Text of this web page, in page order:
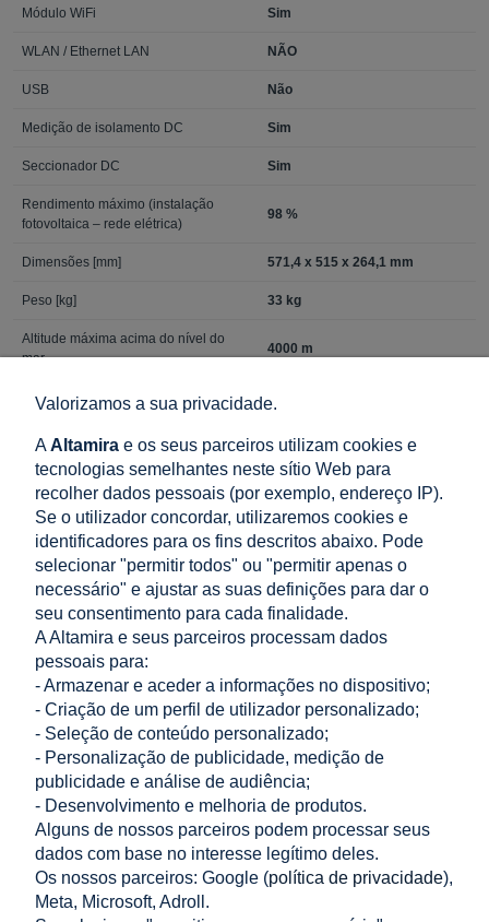
Módulo WiFi Sim
WLAN / Ethernet LAN NÃO
USB Não
Medição de isolamento DC Sim
Seccionador DC Sim
Rendimento máximo (instalação
fotovoltaica – rede elétrica)
98 %
Dimensões [mm] 571,4 x 515 x 264,1 mm
Peso [kg] 33 kg
Altitude máxima acima do nível do
mar
4000 m
NORMAS
Parâmetro Valor
EMC: EMC: EN61000-6-1, EN61000-6-3
Normas de
segurança:
normas de segurança: IEC62109-1, IEC62109-2, NB-
T32004/IEC62040-1
Normas de
rede
elétrica:
normas de rede elétrica: AS/NZS 4777, VDE V 0124-100,
V0126-1-1, VDE-AR-N 4105, CEI 0-16/CEI 0-21, EN50549,
G98/G99, UTE C15-712-1
LOJA
AJUDA
A MINHA CONTA
INFORMAÇÃO
Valorizamos a sua privacidade.
AAltamira e os seus parceiros utilizam cookies e
tecnologias semelhantes neste sítio Web para
recolher dados pessoais (por exemplo, endereço IP).
Se o utilizador concordar, utilizaremos cookies e
identificadores para os fins descritos abaixo. Pode
selecionar "permitir todos" ou "permitir apenas o
necessário" e ajustar as suas definições para dar o
seu consentimento para cada finalidade.
A Altamira e seus parceiros processam dados
pessoais para:
- Armazenar e aceder a informações no dispositivo;
- Criação de um perfil de utilizador personalizado;
- Seleção de conteúdo personalizado;
- Personalização de publicidade, medição de
publicidade e análise de audiência;
- Desenvolvimento e melhoria de produtos.
Alguns de nossos parceiros podem processar seus
dados com base no interesse legítimo deles.
Os nossos parceiros: Google (política de privacidade),
Meta, Microsoft, Adroll.